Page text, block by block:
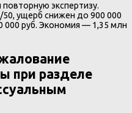
экспертизу.
50, ущерб снижен до 900 000
000 руб. Экономия — 1,35 млн
при разделе